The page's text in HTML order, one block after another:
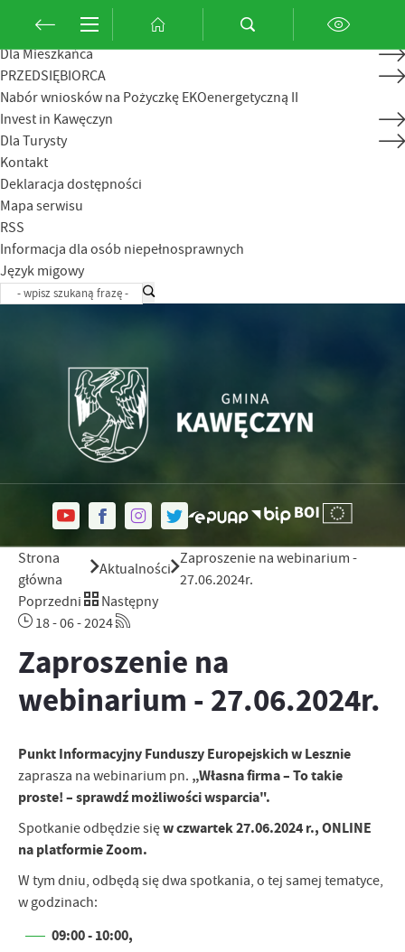
Przejdź do wyszukiwarki.
Przejdź do ustawień wielkości czcionki.
Włącz wersję kontrastową strony.
Aktualności
Dla Mieszkańca
PRZEDSIĘBIORCA
Nabór wniosków na Pożyczkę EKOenergetyczną II
Invest in Kawęczyn
Dla Turysty
Kontakt
Deklaracja dostępności
Mapa serwisu
RSS
Informacja dla osób niepełnosprawnych
Język migowy
Strona
główna
Aktualności
Zaproszenie na webinarium -
27.06.2024r.
Poprzedni
Następny
18 - 06 - 2024
Zaproszenie na
webinarium - 27.06.2024r.
Punkt Informacyjny Funduszy Europejskich w Lesznie
zaprasza na webinarium pn. „Własna firma – To takie
proste! – sprawdź możliwości wsparcia".
Spotkanie odbędzie sięw czwartek 27.06.2024 r., ONLINE
na platformie Zoom.
W tym dniu, odbędą się dwa spotkania, o tej samej tematyce,
w godzinach:
09:00 - 10:00,